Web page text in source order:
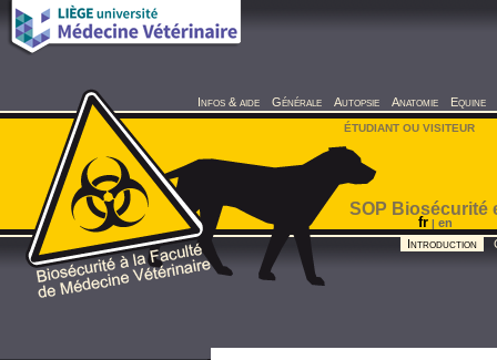
Infos & aide Générale Autopsie Anatomie Equine
ÉTUDIANT OU VISITEUR
fr | en
SOP Biosécurité
Introduction